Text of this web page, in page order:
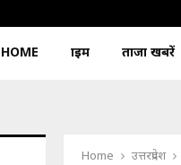
HOME क्राइम ताजा खबरें
Home उत्तरप्रदेश